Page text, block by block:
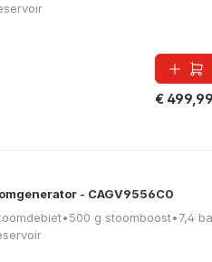
€
- CAGV9556C0
•500 g stoomboost•7,4